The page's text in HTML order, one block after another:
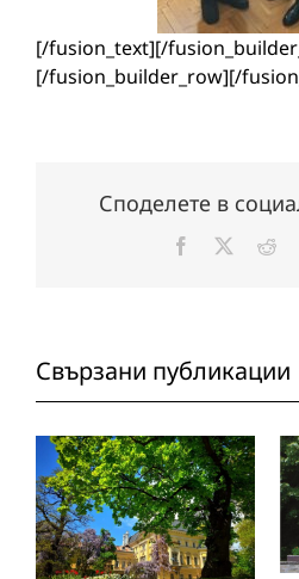
[/fusion_text][/
[/fusion_builder_row][/
Споделете в
Facebook
Свързани публикации